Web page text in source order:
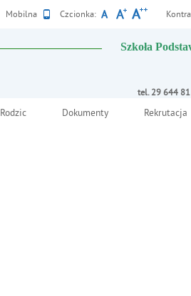
Wersja
Mobilna Czcionka:
Szkoła
tel. 29 644
Rodzic Dokumenty Rekrutacja